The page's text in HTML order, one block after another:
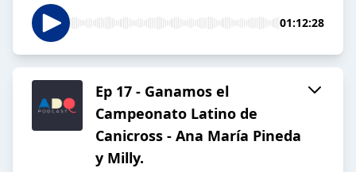
01:12:28
Ep 17 - Ganamos el
Campeonato Latino de
Canicross - Ana María Pineda
y Milly.